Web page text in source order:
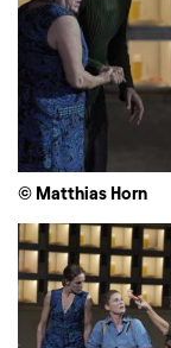
© Matthias Horn